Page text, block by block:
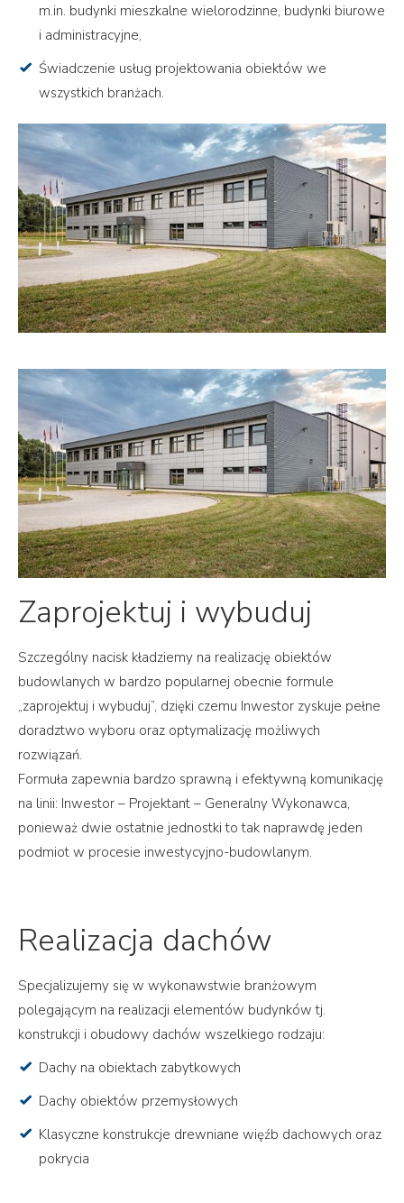
m.in. budynki mieszkalne wielorodzinne, budynki biurowe
i administracyjne,
Świadczenie usług projektowania obiektów we
wszystkich branżach.
Zaprojektuj i wybuduj
Szczególny nacisk kładziemy na realizację obiektów
budowlanych w bardzo popularnej obecnie formule
„zaprojektuj i wybuduj”, dzięki czemu Inwestor zyskuje pełne
doradztwo wyboru oraz optymalizację możliwych
rozwiązań.
Formuła zapewnia bardzo sprawną i efektywną komunikację
na linii: Inwestor – Projektant – Generalny Wykonawca,
ponieważ dwie ostatnie jednostki to tak naprawdę jeden
podmiot w procesie inwestycyjno-budowlanym.
Realizacja dachów
Specjalizujemy się w wykonawstwie branżowym
polegającym na realizacji elementów budynków tj.
konstrukcji i obudowy dachów wszelkiego rodzaju:
Dachy na obiektach zabytkowych
Dachy obiektów przemysłowych
Klasyczne konstrukcje drewniane więźb dachowych oraz
pokrycia